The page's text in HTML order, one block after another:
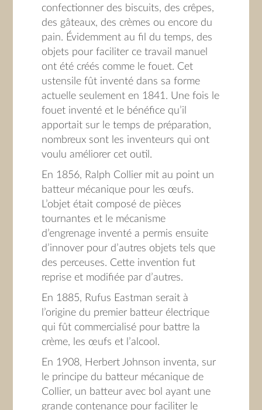
confectionner des biscuits, des crêpes,
des gâteaux, des crèmes ou encore du
pain. Évidemment au fil du temps, des
objets pour faciliter ce travail manuel
ont été créés comme le fouet. Cet
ustensile fût inventé dans sa forme
actuelle seulement en 1841. Une fois le
fouet inventé et le bénéfice qu’il
apportait sur le temps de préparation,
nombreux sont les inventeurs qui ont
voulu améliorer cet outil.
En 1856, Ralph Collier mit au point un
batteur mécanique pour les œufs.
L’objet était composé de pièces
tournantes et le mécanisme
d’engrenage inventé a permis ensuite
d’innover pour d’autres objets tels que
des perceuses. Cette invention fut
reprise et modifiée par d’autres.
En 1885, Rufus Eastman serait à
l’origine du premier batteur électrique
qui fût commercialisé pour battre la
crème, les œufs et l’alcool.
En 1908, Herbert Johnson inventa, sur
le principe du batteur mécanique de
Collier, un batteur avec bol ayant une
grande contenance pour faciliter le